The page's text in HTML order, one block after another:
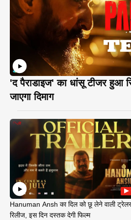
'द पैराडाइज' का धांसू टीजर हुआ
जाएगा दिमाग
Hanuman Ansh का दिल को छू लेने वाली
रिलीज, इस दिन दस्तक देगी फिल्म